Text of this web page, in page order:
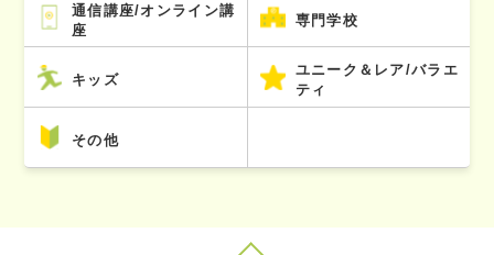
通信講座/オンライン講
座
専門学校
キッズ
ユニーク＆レア/バラエ
ティ
その他